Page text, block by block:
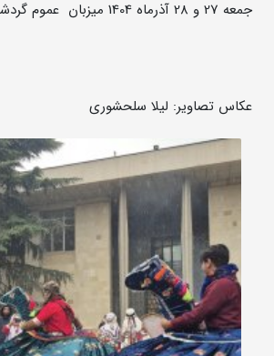
جمعه 27 و 28 آذرماه 1404 میزبان عموم گردشگران است.
عکاس تصاویر: لیلا سلحشوری